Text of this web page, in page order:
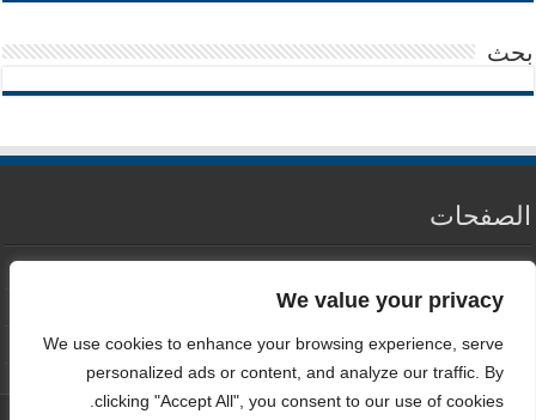
We value your privacy
We use cookies to enhance your browsing experience, serve
personalized ads or content, and analyze our traffic. By
clicking "Accept All", you consent to our use of cookies.
بحث
الصفحات
سياسة الخصوصية
اتصل بنا